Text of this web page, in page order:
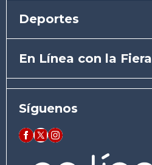
Deportes
En Línea con la Fiera
Síguenos